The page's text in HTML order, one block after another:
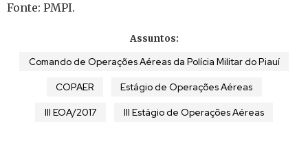
Fonte: PMPI.
Assuntos:
Comando de Operações Aéreas da Polícia Militar do Piauí
COPAER Estágio de Operações Aéreas
III EOA/2017 III Estágio de Operações Aéreas